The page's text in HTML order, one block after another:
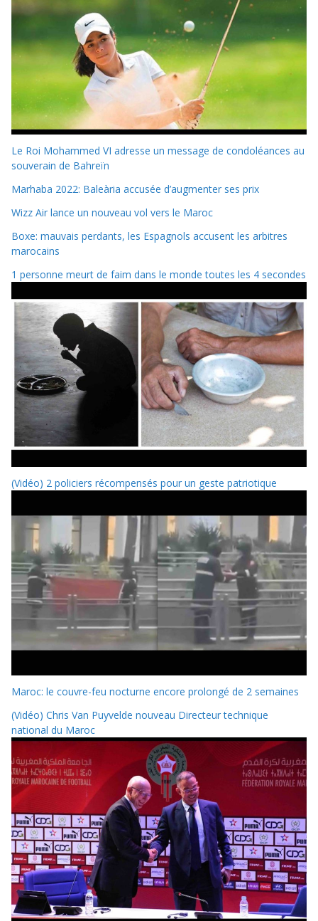
Le Roi Mohammed VI adresse un message de condoléances au
souverain de Bahreïn
Marhaba 2022: Baleària accusée d’augmenter ses prix
Wizz Air lance un nouveau vol vers le Maroc
Boxe: mauvais perdants, les Espagnols accusent les arbitres
marocains
1 personne meurt de faim dans le monde toutes les 4 secondes
(Vidéo) 2 policiers récompensés pour un geste patriotique
Maroc: le couvre-feu nocturne encore prolongé de 2 semaines
(Vidéo) Chris Van Puyvelde nouveau Directeur technique
national du Maroc